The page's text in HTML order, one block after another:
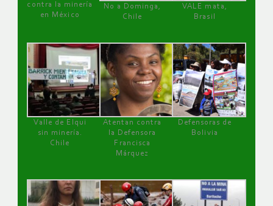
contra la minería
en México
No a Dominga,
Chile
VALE mata,
Brasil
Valle de Elqui
sin minería.
Chile
Atentan contra
la Defensora
Francisca
Márquez
Defensoras de
Bolivia